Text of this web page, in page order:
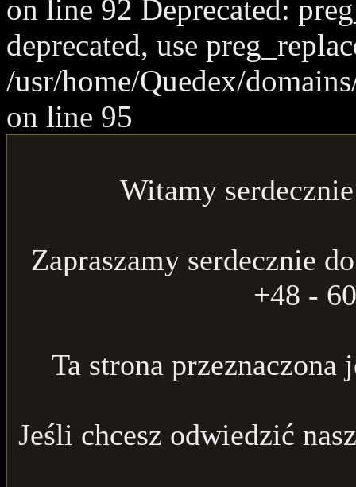
on line 92 Deprecated:
deprecated, use
/usr/home/Quedex/
on line 95
Witamy
Zapraszamy serdecznie
+48 -
Ta strona przeznaczona
Jeśli chcesz odwiedzić